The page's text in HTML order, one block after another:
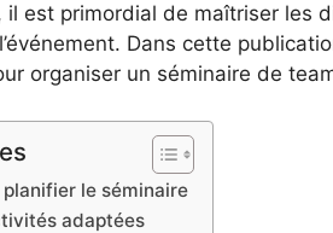
il est primordial de maîtriser les
Dans cette
organiser un séminaire de
le séminaire
adaptées